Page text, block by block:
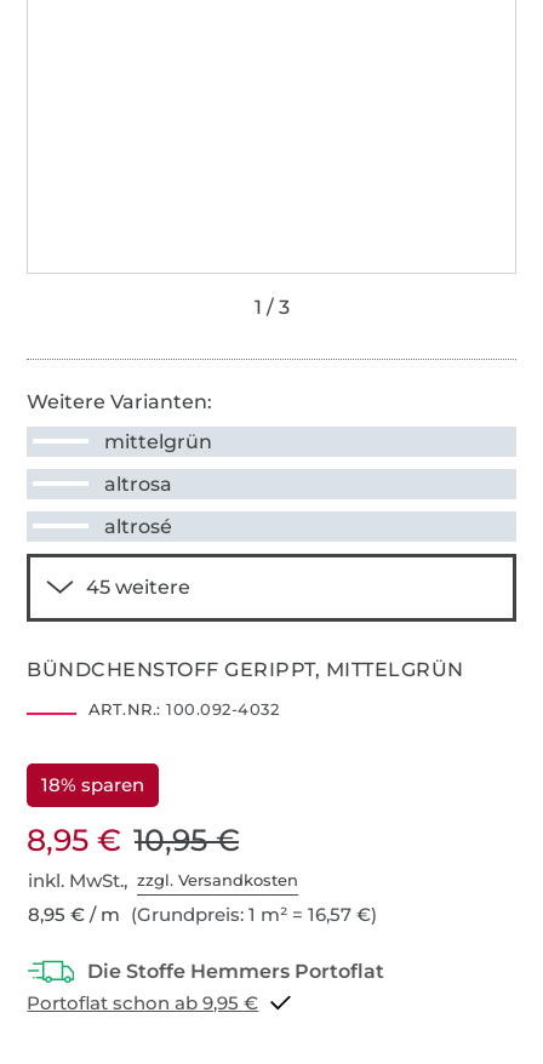
Weitere Varianten:
mittelgrün
altrosa
altrosé
BÜNDCHENSTOFF GERIPPT, MITTELGRÜN
ART.NR.: 100.092-4032
18% sparen
8,95 € 10,95 €
inkl. MwSt.,zzgl. Versandkosten
8,95 € / m (Grundpreis: 1 m² = 16,57 €)
Portoflat schon ab 9,95 €